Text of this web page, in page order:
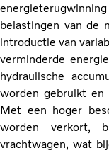
belastingen van de
introductie van
verminderde
hydraulische
worden gebruikt en
Met een hoger
worden verkort,
vrachtwagen, wat